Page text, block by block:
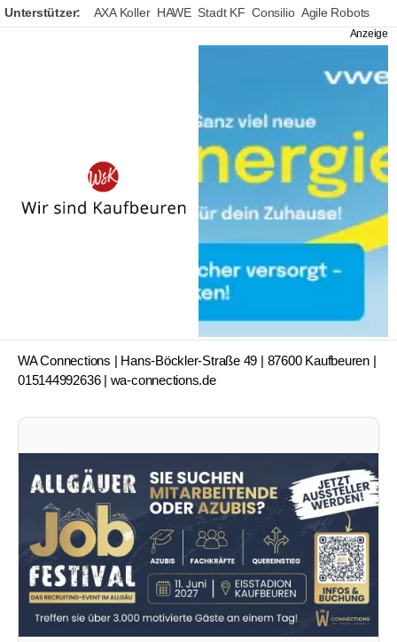
Unterstützer: AXA Koller HAWE Stadt KF Consilio Agile Robots
WA Connections
WA Connections | Hans-Böckler-Straße 49 | 87600 Kaufbeuren |
015144992636 | wa-connections.de